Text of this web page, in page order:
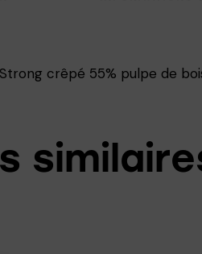
Strong crêpé 55% pulpe de